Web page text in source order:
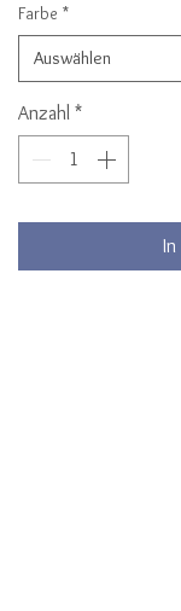
Farbe *
Auswählen
Anzahl *